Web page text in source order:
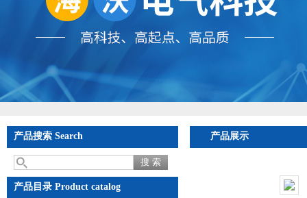
产品搜索 Search
产品目录 Product catalog
产品展示